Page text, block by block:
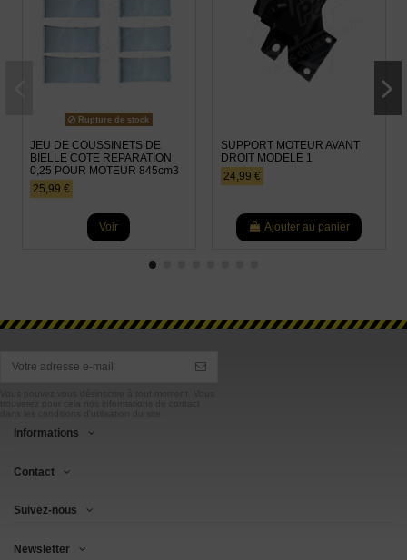
Rupture de stock
JEU DE COUSSINETS DE
BIELLE COTE REPARATION
0,25 POUR MOTEUR 845cm3
25,99 €
Voir
SUPPORT MOTEUR AVANT
DROIT MODELE 1
24,99 €
Ajouter au panier
Informations
Contact
Suivez-nous
Newsletter